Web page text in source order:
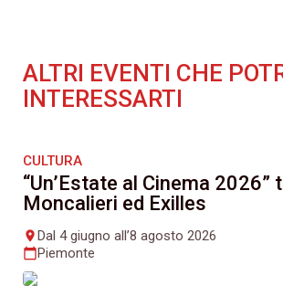
ALTRI EVENTI CHE
INTERESSARTI
CULTURA
“Un’Estate al Cinema 2026”
Moncalieri ed Exilles
placeDal 4 giugno all’8 agosto 2026
calendar_todayPiemonte